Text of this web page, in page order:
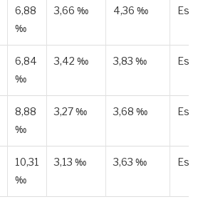
6,88
‰
3,66 ‰ 4,36 ‰
6,84
‰
3,42 ‰ 3,83 ‰
8,88
‰
3,27 ‰ 3,68 ‰
10,31
‰
3,13 ‰ 3,63 ‰